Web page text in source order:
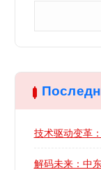
技术驱动变革
解码未来：中